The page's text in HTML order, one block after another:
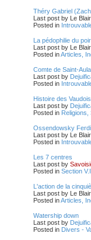
Théry Gabriel
Last post by Le
Posted in
La pédophilie du
Last post by Le
Posted inArticles,
Comte de Saint-
Last post by
Posted in
Histoire des Vaudois
Last post by
Posted in Religions,
Ossendowsky
Last post by Le
Posted in
Les 7 centres
Last post by
Posted in Section
L'action de la
Last post by Le
Posted inArticles,
Watership down
Last post by
Posted in Divers -